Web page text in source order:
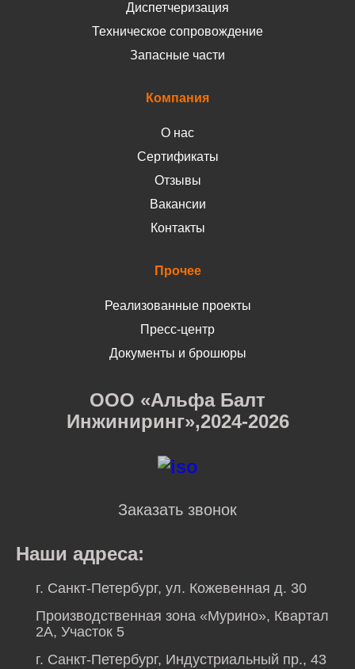
Диспетчеризация
Техническое сопровождение
Запасные части
Компания
О нас
Сертификаты
Отзывы
Вакансии
Контакты
Прочее
Реализованные проекты
Пресс-центр
Документы и брошюры
ООО «Альфа Балт
Инжиниринг»,2024-2026
Заказать звонок
Наши адреса:
г. Санкт-Петербург, ул. Кожевенная д. 30
Производственная зона «Мурино», Квартал
2А, Участок 5
г. Санкт-Петербург, Индустриальный пр., 43